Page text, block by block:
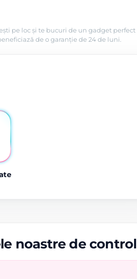
pe loc și te bucuri de un gadget perfect
de o garanție de 24 de luni.
noastre de control